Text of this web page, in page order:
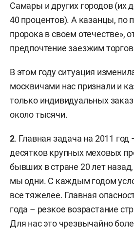
Самары и других городов (их
40 процентов). А казанцы, по
пророка в своем отечестве»,
предпочтение заезжим
В этом году ситуация
москвичами нас признали и
только индивидуальных
около тысячи.
2. Главная задача на 2011
десятков крупных меховых
бывших в стране 20 лет
мы одни. С каждым годом
все тяжелее. Главная
года – резкое возрастание
Для нас это чрезвычайно